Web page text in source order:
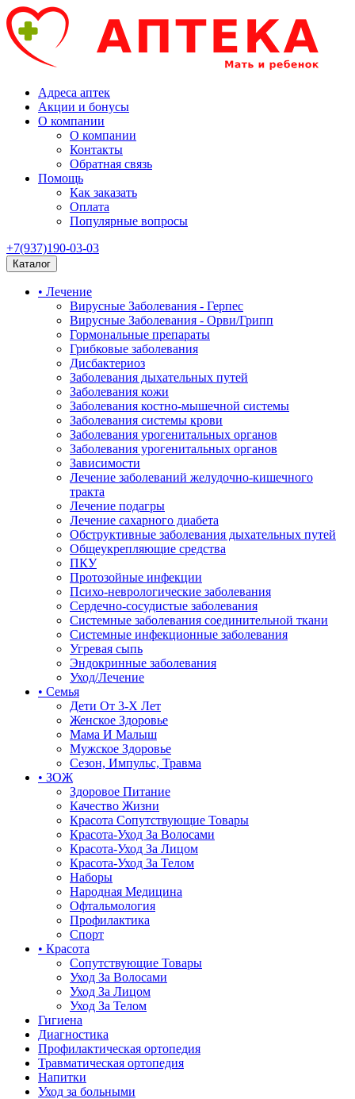
Адреса аптек
Акции и бонусы
О компании
О компании
Контакты
Обратная связь
Помощь
Как заказать
Оплата
Популярные вопросы
+7(937)190-03-03
Каталог
• Лечение
Вирусные Заболевания - Герпес
Вирусные Заболевания - Орви/Грипп
Гормональные препараты
Грибковые заболевания
Дисбактериоз
Заболевания дыхательных путей
Заболевания кожи
Заболевания костно-мышечной системы
Заболевания системы крови
Заболевания урогенитальных органов
Заболевания урогенитальных органов
Зависимости
Лечение заболеваний желудочно-кишечного
тракта
Лечение подагры
Лечение сахарного диабета
Обструктивные заболевания дыхательных путей
Общеукрепляющие средства
ПКУ
Протозойные инфекции
Психо-неврологические заболевания
Сердечно-сосудистые заболевания
Системные заболевания соединительной ткани
Системные инфекционные заболевания
Угревая сыпь
Эндокринные заболевания
Уход/Лечение
• Семья
Дети От 3-Х Лет
Женское Здоровье
Мама И Малыш
Мужское Здоровье
Сезон, Импульс, Травма
• ЗОЖ
Здоровое Питание
Качество Жизни
Красота Сопутствующие Товары
Красота-Уход За Волосами
Красота-Уход За Лицом
Красота-Уход За Телом
Наборы
Народная Медицина
Офтальмология
Профилактика
Спорт
• Красота
Сопутствующие Товары
Уход За Волосами
Уход За Лицом
Уход За Телом
Гигиена
Диагностика
Профилактическая ортопедия
Травматическая ортопедия
Напитки
Уход за больными